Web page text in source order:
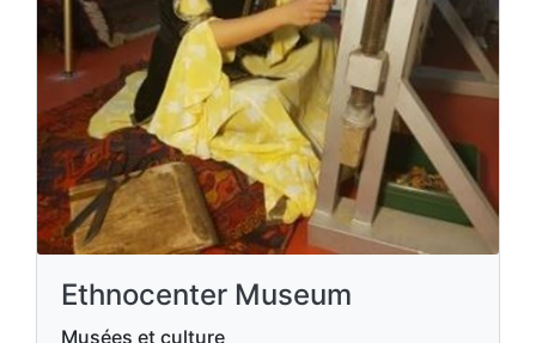
Ethnocenter Museum
Musées et culture